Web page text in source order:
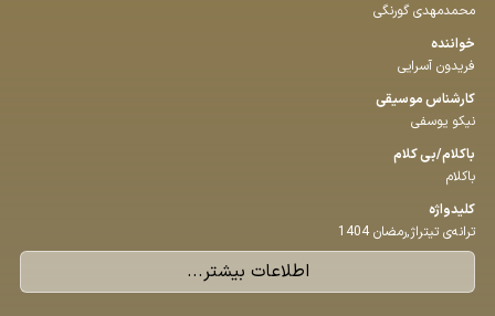
محمدمهدی گورنگی
خواننده
فریدون آسرایی
كارشناس موسیقی
نیکو یوسفی
باكلام/بی كلام
باکلام
كلیدواژه
ترانه‌ی تیتراژ,رمضان 1404
اطلاعات بیشتر...